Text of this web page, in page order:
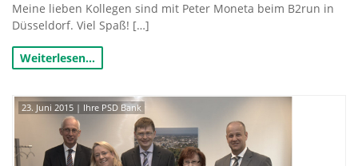
Meine lieben Kollegen sind mit Peter Moneta beim B2run in
Düsseldorf. Viel Spaß! […]
Weiterlesen…
23. Juni 2015 | Ihre PSD Bank